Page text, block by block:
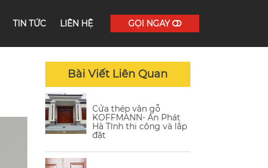
TIN TỨC LIÊN HỆ GỌI NGAY
Bài Viết Liên Quan
Cửa thép vân gỗ
KOFFMANN- An Phát
Hà Tĩnh thi công và lắp
đặt